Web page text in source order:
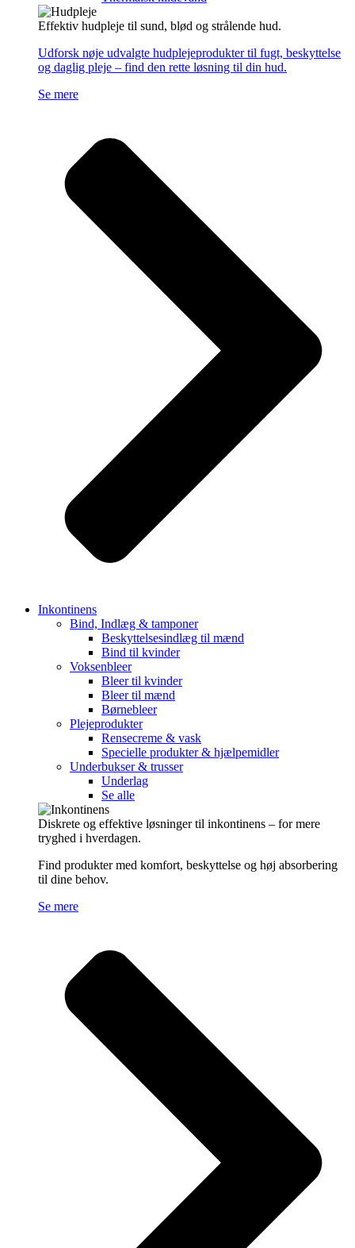
Effektiv hudpleje til sund, blød og strålende hud.
Udforsk nøje udvalgte hudplejeprodukter til fugt, beskyttelse
og daglig pleje – find den rette løsning til din hud.
Se mere
Inkontinens
Bind, Indlæg & tamponer
Beskyttelsesindlæg til mænd
Bind til kvinder
Voksenbleer
Bleer til kvinder
Bleer til mænd
Børnebleer
Plejeprodukter
Rensecreme & vask
Specielle produkter & hjælpemidler
Underbukser & trusser
Underlag
Se alle
Diskrete og effektive løsninger til inkontinens – for mere
tryghed i hverdagen.
Find produkter med komfort, beskyttelse og høj absorbering
til dine behov.
Se mere